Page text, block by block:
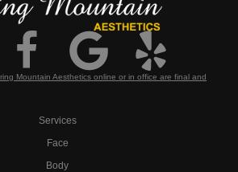
Mountain Aesthetics online or in office are final and
Services
Face
Body